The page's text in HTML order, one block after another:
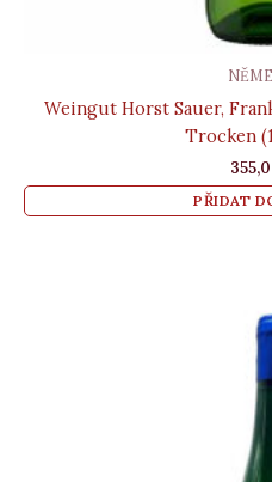
Weingut Horst Sauer,
Trocken
PŘIDAT